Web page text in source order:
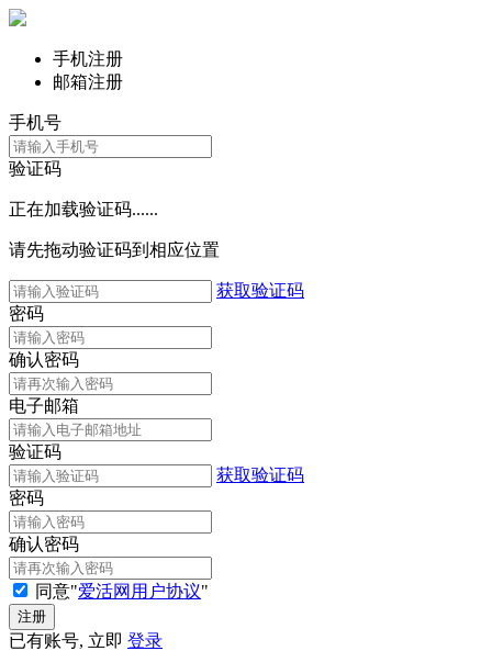
手机注册
邮箱注册
手机号
验证码
正在加载验证码......
请先拖动验证码到相应位置
获取验证码
密码
确认密码
电子邮箱
验证码
获取验证码
密码
确认密码
同意"爱活网用户协议"
已有账号, 立即 登录